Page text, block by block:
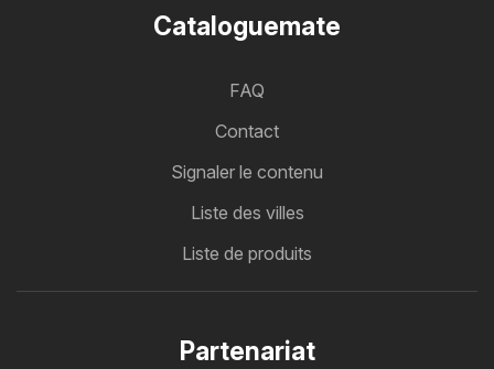
Cataloguemate
FAQ
Contact
Signaler le contenu
Liste des villes
Liste de produits
Partenariat